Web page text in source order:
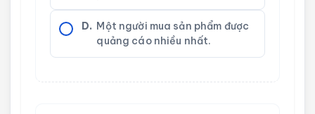
D. Một người mua sản phẩm được
quảng cáo nhiều nhất.